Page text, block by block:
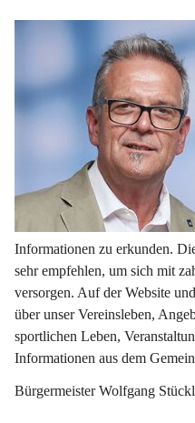
Informationen zu erkunden.
sehr empfehlen, um sich mit
versorgen. Auf der Website
über unser Vereinsleben,
sportlichen Leben,
Informationen aus dem
Bürgermeister Wolfgang